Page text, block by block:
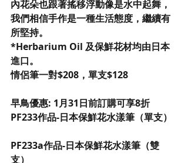
內花朵也跟著搖移浮動像是水中起舞，
我們相信手作是一種生活態度，繼續有
所堅持。
*Herbarium Oil 及保鮮花材均由日本
進口。
情侶筆一對$208，單支$128
早鳥優惠: 1月31日前訂購可享8折
PF233作品-日本保鮮花水漾筆（單支）
PF233a作品-日本保鮮花水漾筆（雙
支）